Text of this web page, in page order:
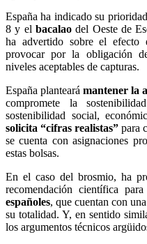
España ha indicado su
8 y el bacalaodel Oeste de
ha advertido sobre el efecto
provocar por la obligación
niveles aceptables de capturas.
España plantearámantener la
compromete la
sostenibilidad social,
solicita “cifras realistas”para
se cuenta con asignaciones
estas bolsas.
En el caso del brosmio, ha
recomendación científica para
españoles, que cuentan con
su totalidad. Y, en sentido
los argumentos técnicos